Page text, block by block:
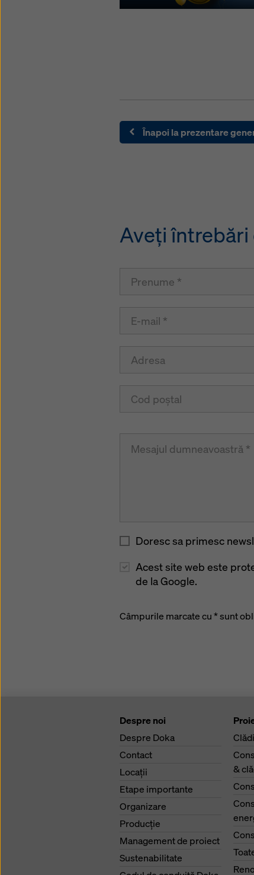
Înapoi la prezentare
Aveţi
Doresc sa primesc
Acest site web este
de la Google.
Câmpurile marcate cu * sunt
Despre noi
Despre Doka
Contact
Locaţii
Etape importante
Organizare
Producţie
Management de proiect
Sustenabilitate
&